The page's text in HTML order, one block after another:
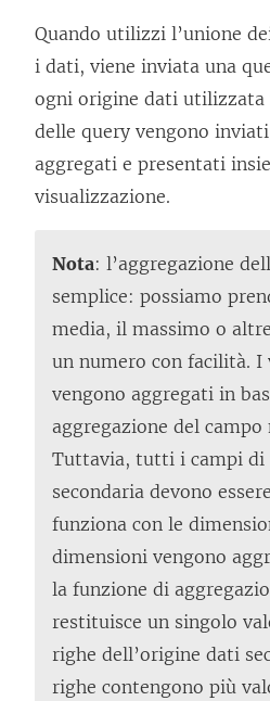
Quando utilizzi l’unione
i dati, viene inviata una
ogni origine dati
delle query vengono
aggregati e presentati
visualizzazione.
Nota: l’aggregazione
semplice: possiamo
media, il massimo o
un numero con facilità.
vengono aggregati in
aggregazione del campo
Tuttavia, tutti i campi di
secondaria devono
funziona con le
dimensioni vengono
la funzione di
restituisce un singolo
righe dell’origine dati
righe contengono più